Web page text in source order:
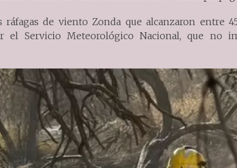
ráfagas de viento Zonda que alcanzaron entre
el Servicio Meteorológico Nacional, que no